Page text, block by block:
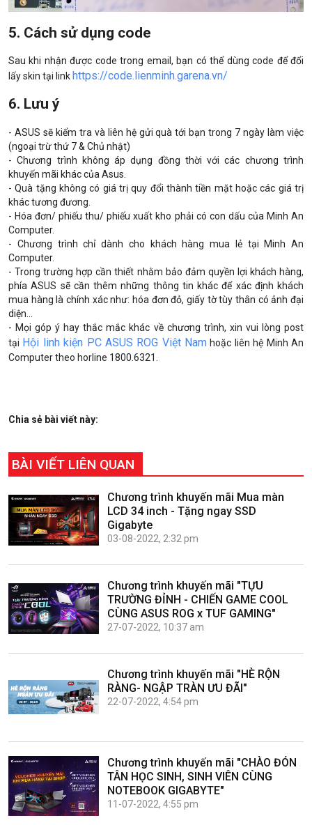
5. Cách sử dụng code
Sau khi nhận được code trong email, bạn có thể dùng code để đổi
lấy skin tại linkhttps://code.lienminh.garena.vn/
6. Lưu ý
- ASUS sẽ kiểm tra và liên hệ gửi quà tới bạn trong 7 ngày làm việc
(ngoại trừ thứ 7 & Chủ nhật)
- Chương trình không áp dụng đồng thời với các chương trình
khuyến mãi khác của Asus.
- Quà tặng không có giá trị quy đổi thành tiền mặt hoặc các giá trị
khác tương đương.
- Hóa đơn/ phiếu thu/ phiếu xuất kho phải có con dấu của Minh An
Computer.
- Chương trình chỉ dành cho khách hàng mua lẻ tại Minh An
Computer.
- Trong trường hợp cần thiết nhằm bảo đảm quyền lợi khách hàng,
phía ASUS sẽ cần thêm những thông tin khác để xác định khách
mua hàng là chính xác như: hóa đơn đỏ, giấy tờ tùy thân có ảnh đại
diện...
- Mọi góp ý hay thắc mắc khác về chương trình, xin vui lòng post
tại Hội linh kiện PC ASUS ROG Việt Nam hoặc liên hệ Minh An
Computer theo horline 1800.6321.
Chia sẻ bài viết này:
BÀI VIẾT LIÊN QUAN
Chương trình khuyến mãi Mua màn
LCD 34 inch - Tặng ngay SSD
Gigabyte
03-08-2022, 2:32 pm
Chương trình khuyến mãi "TỰU
TRƯỜNG ĐỈNH - CHIẾN GAME COOL
CÙNG ASUS ROG x TUF GAMING"
27-07-2022, 10:37 am
Chương trình khuyến mãi "HÈ RỘN
RÀNG- NGẬP TRÀN ƯU ĐÃI"
22-07-2022, 4:54 pm
Chương trình khuyến mãi "CHÀO ĐÓN
TÂN HỌC SINH, SINH VIÊN CÙNG
NOTEBOOK GIGABYTE"
11-07-2022, 4:55 pm